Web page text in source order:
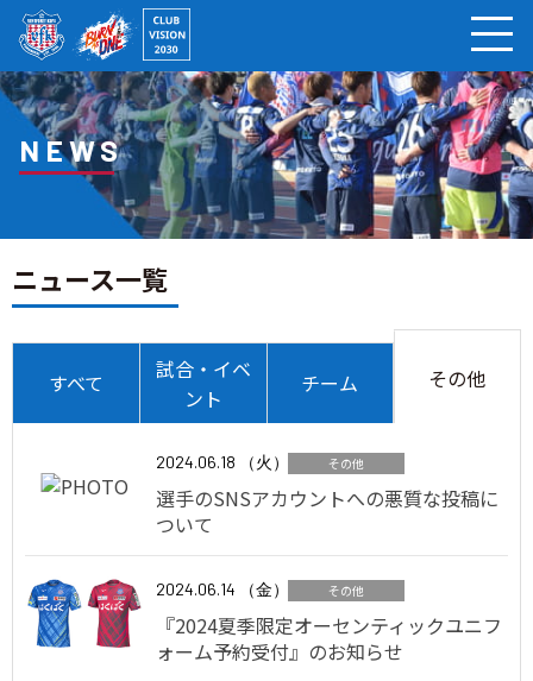
NEWS
ニュース一覧
すべて
試合・イベ
ント
チーム その他
2024.06.18 （火） その他
選手のSNSアカウントへの悪質な投稿に
ついて
2024.06.14 （金） その他
『2024夏季限定オーセンティックユニフ
ォーム予約受付』のお知らせ